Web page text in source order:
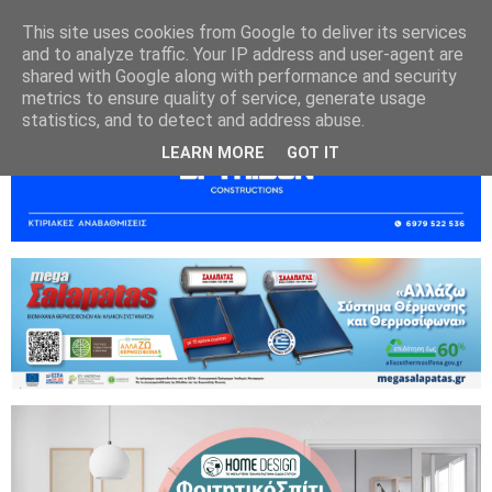
This site uses cookies from Google to deliver its services
and to analyze traffic. Your IP address and user-agent are
shared with Google along with performance and security
metrics to ensure quality of service, generate usage
statistics, and to detect and address abuse.
LEARN MORE GOT IT